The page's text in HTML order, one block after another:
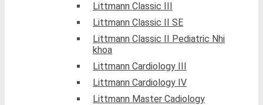
Littmann Classic III
Littmann Classic II SE
Littmann Classic II Pediatric Nhi
khoa
Littmann Cardiology III
Littmann Cardiology IV
Littmann Master Cadiology